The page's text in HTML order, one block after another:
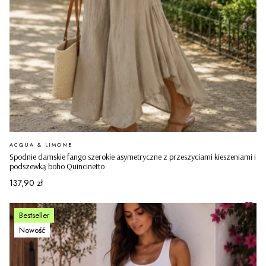
Spodnie damskie fango szerokie asymetryczne z przeszyciami kieszeniami i
podszewką boho Quincinetto
PRODUCENT
ACQUA & LIMONE
Cena
137,90 zł
Bestseller
Nowość